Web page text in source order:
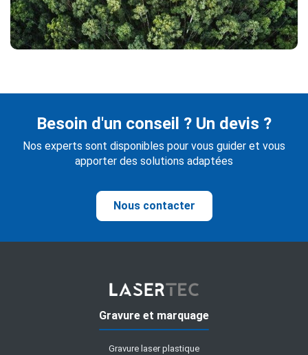
Besoin d'un conseil ? Un devis ?
Nos experts sont disponibles pour vous guider et vous
apporter des solutions adaptées
Nous contacter
Gravure et marquage
Gravure laser plastique